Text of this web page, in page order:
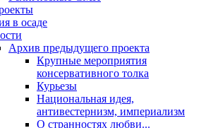
в осаде
Архив предыдущего проекта
Крупные мероприятия
консервативного толка
Курьезы
Национальная идея,
антивестернизм, империализм
О странностях любви...